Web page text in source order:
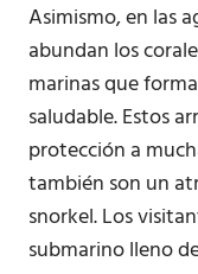
Asimismo, en las
abundan los
marinas que
saludable. Estos
protección a
también son un
snorkel. Los
submarino lleno